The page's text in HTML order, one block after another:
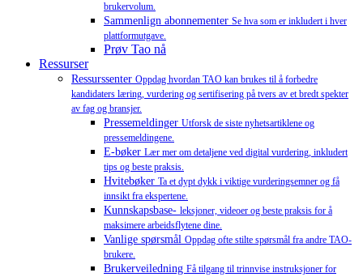
brukervolum.
Sammenlign abonnementer Se hva som er inkludert i hver
plattformutgave.
Prøv Tao nå
Ressurser
Ressurssenter Oppdag hvordan TAO kan brukes til å forbedre
kandidaters læring, vurdering og sertifisering på tvers av et bredt spekter
av fag og bransjer.
Pressemeldinger Utforsk de siste nyhetsartiklene og
pressemeldingene.
E-bøker Lær mer om detaljene ved digital vurdering, inkludert
tips og beste praksis.
Hvitebøker Ta et dypt dykk i viktige vurderingsemner og få
innsikt fra ekspertene.
Kunnskapsbase- leksjoner, videoer og beste praksis for å
maksimere arbeidsflytene dine.
Vanlige spørsmål Oppdag ofte stilte spørsmål fra andre TAO-
brukere.
Brukerveiledning Få tilgang til trinnvise instruksjoner for